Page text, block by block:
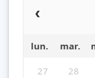
lun. mar.
27 28